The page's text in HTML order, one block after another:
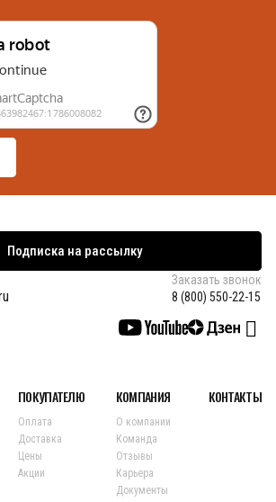
Подписка на рассылку
Заказать звонок
8 (800) 550-22-15
ПОКУПАТЕЛЮ
Оплата
Доставка
Цены
Акции
КОМПАНИЯ
О компании
Команда
Отзывы
Карьера
Документы
КОНТАКТЫ